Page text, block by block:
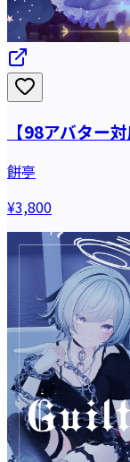
【98アバター
餅亭
¥3,800